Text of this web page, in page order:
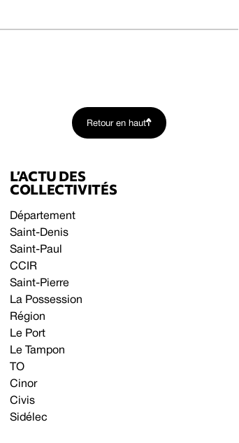
Retour en haut
L’ACTU DES
COLLECTIVITÉS
Département
Saint-Denis
Saint-Paul
CCIR
Saint-Pierre
La Possession
Région
Le Port
Le Tampon
TO
Cinor
Civis
Sidélec